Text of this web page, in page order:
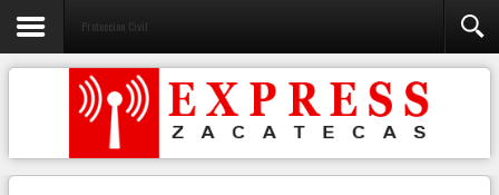
Proteccion Civil